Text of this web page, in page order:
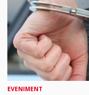
EVENIMENT